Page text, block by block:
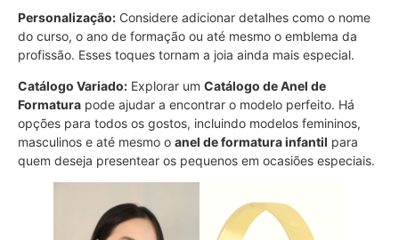
Personalização: Considere adicionar detalhes como o nome
do curso, o ano de formação ou até mesmo o emblema da
profissão. Esses toques tornam a joia ainda mais especial.
Catálogo Variado: Explorar um Catálogo de Anel de
Formatura pode ajudar a encontrar o modelo perfeito. Há
opções para todos os gostos, incluindo modelos femininos,
masculinos e até mesmo o anel de formatura infantil para
quem deseja presentear os pequenos em ocasiões especiais.